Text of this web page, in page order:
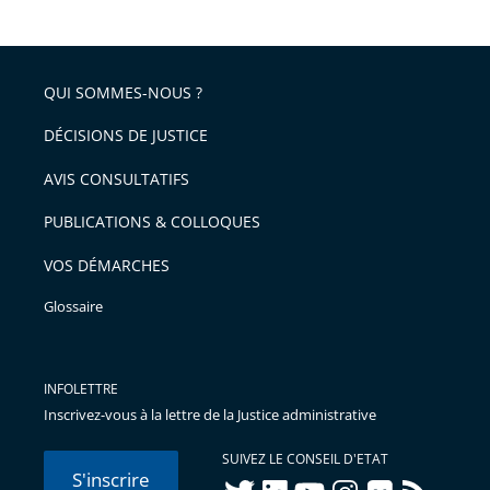
arriver
après
l'article
pour
avant
QUI SOMMES-NOUS ?
DÉCISIONS DE JUSTICE
AVIS CONSULTATIFS
PUBLICATIONS & COLLOQUES
VOS DÉMARCHES
Glossaire
INFOLETTRE
Inscrivez-vous à la lettre de la Justice administrative
S'inscrire
SUIVEZ LE CONSEIL D'ETAT